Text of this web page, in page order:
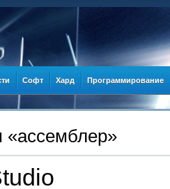
Софт Хард Программирование
«ассемблер»